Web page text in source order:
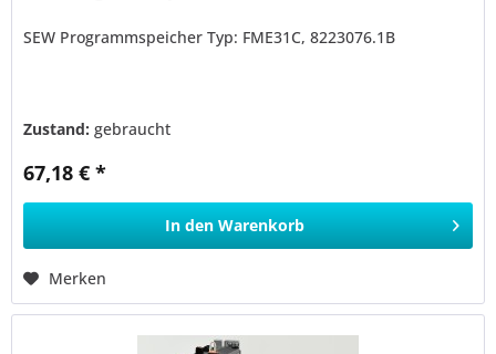
SEW Programmspeicher Typ: FME31C, 8223076.1B
Zustand:gebraucht
67,18 € *
In den Warenkorb
Merken